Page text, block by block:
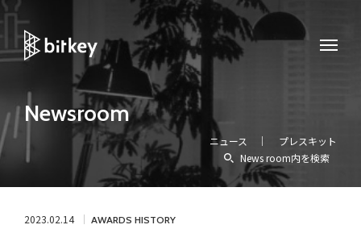
Newsroom
ニュース
プレスキット
News room内を検索
2023.02.14 AWARDS HISTORY